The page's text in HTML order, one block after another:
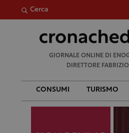
Cerca
per:
GIORNALE ONLINE DI
DIRETTORE
CONSUMI TURISMO